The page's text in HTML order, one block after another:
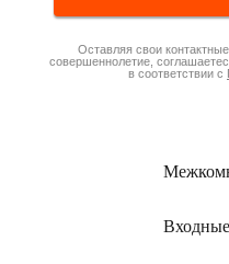
Оставляя свои
совершеннолетие,
в соответствии с
Входные